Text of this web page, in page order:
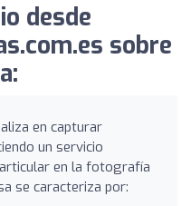
desde
sobre
en capturar
un servicio
en la fotografía
se caracteriza por: